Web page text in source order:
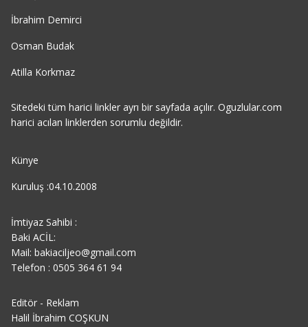
İbrahim Demirci
Osman Budak
Atilla Korkmaz
Sitedeki tüm harici linkler ayrı bir sayfada açılır. Oguzlular.com
harici acılan linklerden sorumlu değildir.
Künye
Kuruluş :04.10.2008
İmtiyaz Sahibi :
Baki ACİL:
Mail: bakiaciljeo@gmail.com
Telefon : 0505 364 61 94
Editör - Reklam
Halil İbrahim COŞKUN